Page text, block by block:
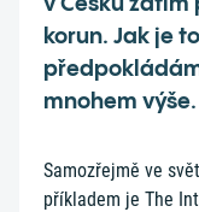
korun. Jak je
mnohem výše.
Samozřejmě ve
příkladem je The